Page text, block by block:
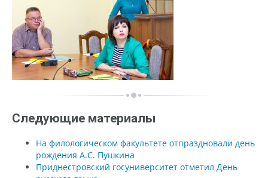
Следующие материалы
На филологическом факультете отпраздновали день
рождения А.С. Пушкина
Приднестровский госуниверситет отметил День